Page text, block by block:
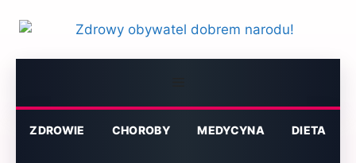
ZDROWIE CHOROBY MEDYCYNA DIETA